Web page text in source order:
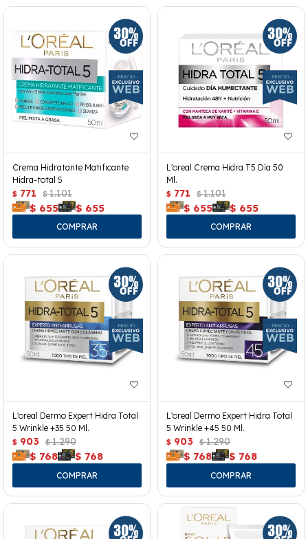
Crema Hidratante Matificante
Hidra-total 5
$ 771 $ 1.101
$ 655 $ 655
L'oreal Crema Hidra T5 Día 50
Ml.
$ 771 $ 1.101
$ 655 $ 655
L'oreal Dermo Expert Hidra Total
5 Wrinkle +35 50 Ml.
$ 903 $ 1.290
$ 768 $ 768
L'oreal Dermo Expert Hidra Total
5 Wrinkle +45 50 Ml.
$ 903 $ 1.290
$ 768 $ 768